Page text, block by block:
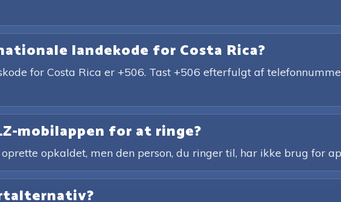
landekode for Costa Rica?
for Costa Rica er +506. Tast +506 efterfulgt af
mobilappen for at ringe?
opkaldet, men den person, du ringer til, har ikke brug for